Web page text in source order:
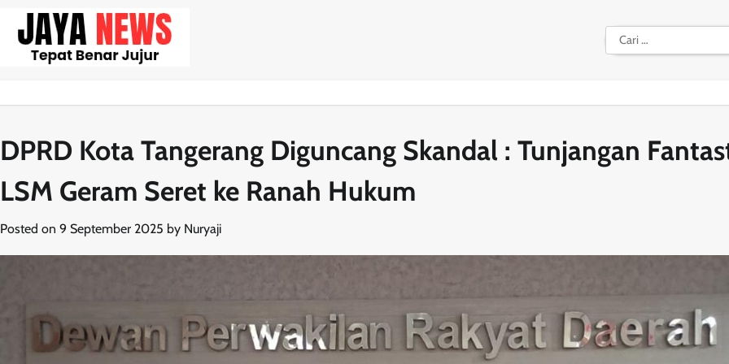
content
Cari
untuk:
DPRD Kota Tangerang Diguncang Skandal : Tunjangan
LSM Geram Seret ke Ranah Hukum
Posted on 9 September 2025 by Nuryaji